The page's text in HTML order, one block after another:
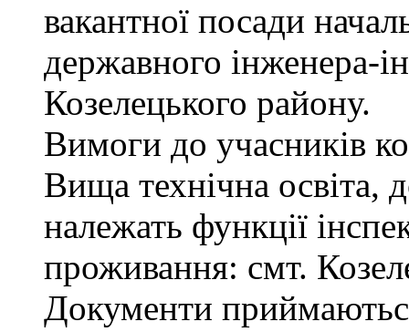
вакантної посади
державного інженера-
Козелецького району.
Вимоги до учасників
Вища технічна освіта,
належать функції
проживання: смт.
Документи